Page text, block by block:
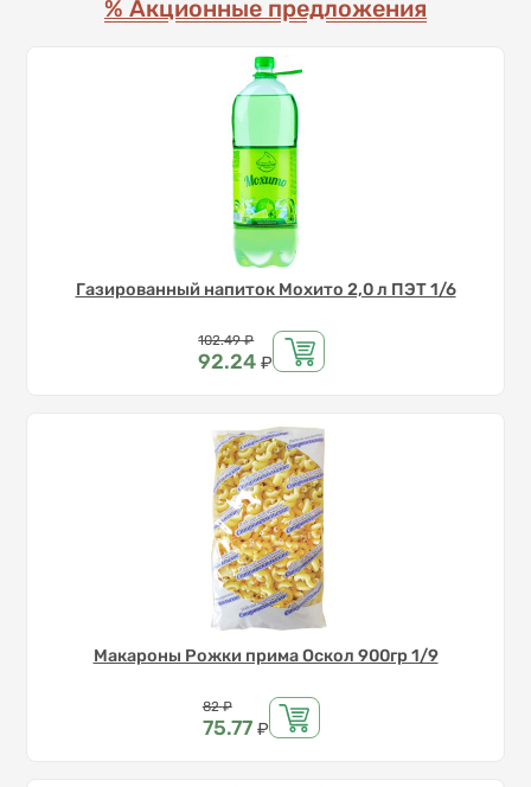
% Акционные предложения
Газированный напиток Мохито 2,0 л ПЭТ 1/6
Цена
102.49 ₽
92.24 ₽
Макароны Рожки прима Оскол 900гр 1/9
Цена
82 ₽
75.77 ₽